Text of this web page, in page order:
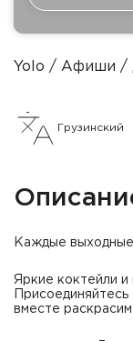
Yolo Афиши
Грузинский
Каждые выходные
Яркие коктейли и
вместе